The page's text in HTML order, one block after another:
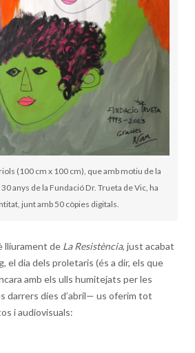
(100 cm x 100 cm), que amb motiu de la
anys de la Fundació Dr. Trueta de Vic, ha
junt amb 50 còpies digitals.
lliurament de La Resistència, just acabat
el dia dels proletaris (és a dir, els que
amb els ulls humitejats per les
darrers dies d’abril— us oferim tot
i audiovisuals: